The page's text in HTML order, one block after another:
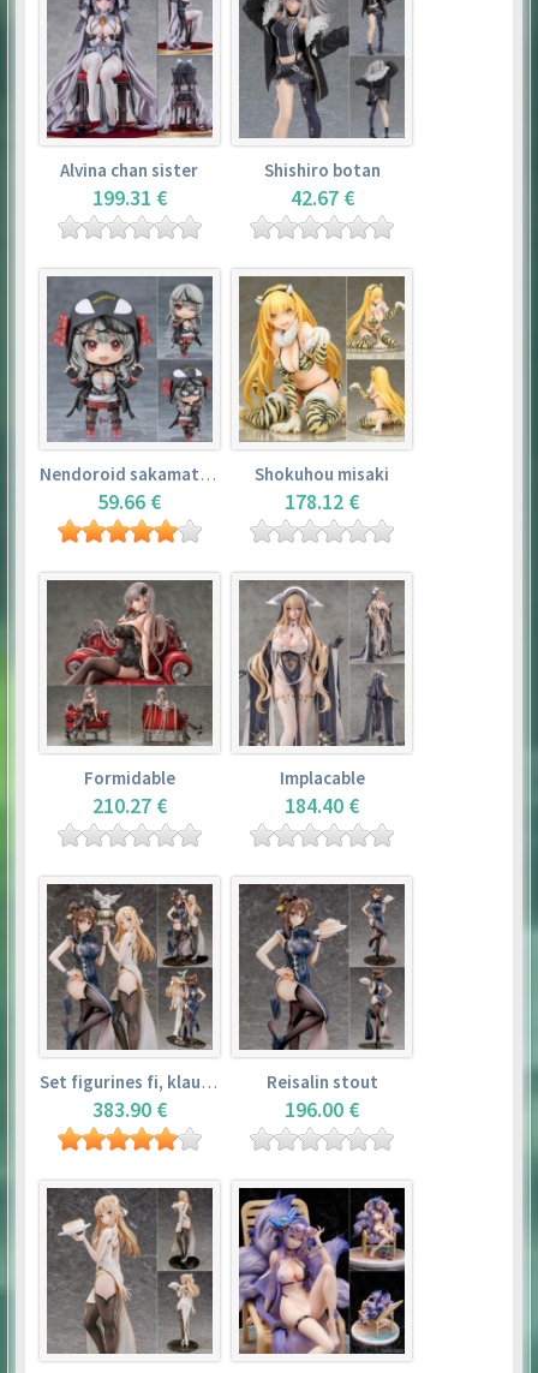
Alvina chan sister
199.31 €
Shishiro botan
42.67 €
Nendoroid sakamata chloe
59.66 €
Shokuhou misaki
178.12 €
Formidable
210.27 €
Implacable
184.40 €
Set figurines fi, klaudia valentz, reisalin stout
383.90 €
Reisalin stout
196.00 €